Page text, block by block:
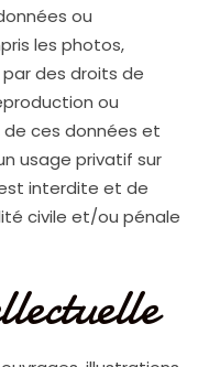
ou
les photos,
des droits de
ou
ces données et
usage privatif sur
interdite et de
civile et/ou pénale